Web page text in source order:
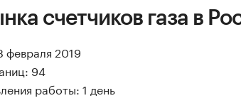
счетчиков газа в
февраля 2019
94
работы: 1 день